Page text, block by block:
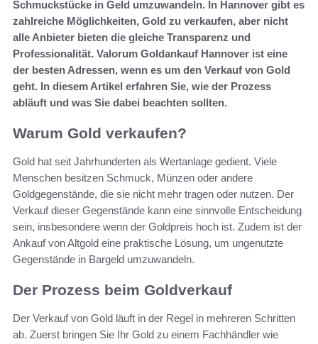
Schmuckstücke in Geld umzuwandeln. In Hannover gibt es
zahlreiche Möglichkeiten, Gold zu verkaufen, aber nicht
alle Anbieter bieten die gleiche Transparenz und
Professionalität. Valorum Goldankauf Hannover ist eine
der besten Adressen, wenn es um den Verkauf von Gold
geht. In diesem Artikel erfahren Sie, wie der Prozess
abläuft und was Sie dabei beachten sollten.
Warum Gold verkaufen?
Gold hat seit Jahrhunderten als Wertanlage gedient. Viele
Menschen besitzen Schmuck, Münzen oder andere
Goldgegenstände, die sie nicht mehr tragen oder nutzen. Der
Verkauf dieser Gegenstände kann eine sinnvolle Entscheidung
sein, insbesondere wenn der Goldpreis hoch ist. Zudem ist der
Ankauf von Altgold eine praktische Lösung, um ungenutzte
Gegenstände in Bargeld umzuwandeln.
Der Prozess beim Goldverkauf
Der Verkauf von Gold läuft in der Regel in mehreren Schritten
ab. Zuerst bringen Sie Ihr Gold zu einem Fachhändler wie